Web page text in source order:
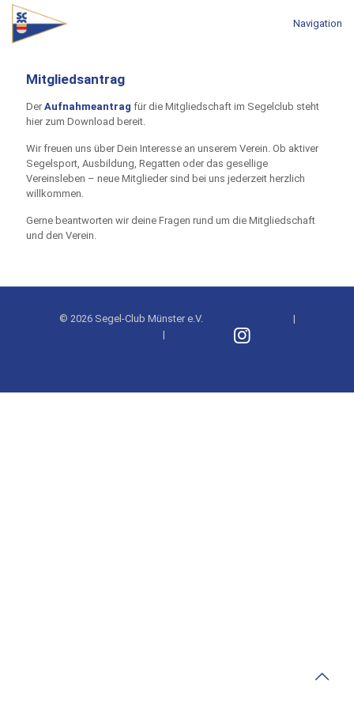
Navigation
Mitgliedsantrag
Der Aufnahmeantrag für die Mitgliedschaft im Segelclub steht
hier zum Download bereit.
Wir freuen uns über Dein Interesse an unserem Verein. Ob aktiver
Segelsport, Ausbildung, Regatten oder das gesellige
Vereinsleben – neue Mitglieder sind bei uns jederzeit herzlich
willkommen.
Gerne beantworten wir deine Fragen rund um die Mitgliedschaft
und den Verein.
© 2026 Segel-Club Münster e.V.
|
|